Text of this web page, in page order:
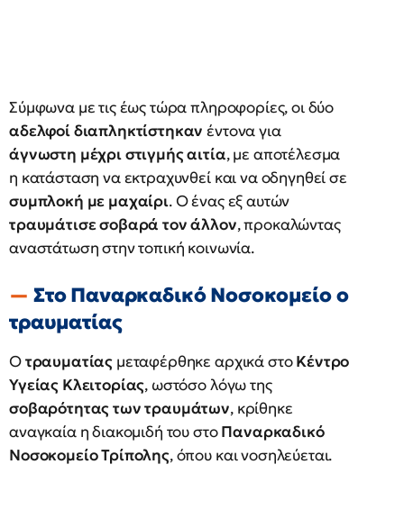
Σύμφωνα με τις έως τώρα πληροφορίες, οι δύο
αδελφοί διαπληκτίστηκαν έντονα για
άγνωστη μέχρι στιγμής αιτία, με αποτέλεσμα
η κατάσταση να εκτραχυνθεί και να οδηγηθεί σε
συμπλοκή με μαχαίρι. Ο ένας εξ αυτών
τραυμάτισε σοβαρά τον άλλον, προκαλώντας
αναστάτωση στην τοπική κοινωνία.
Στο Παναρκαδικό Νοσοκομείο ο
τραυματίας
Οτραυματίας μεταφέρθηκε αρχικά στοΚέντρο
Υγείας Κλειτορίας, ωστόσο λόγω της
σοβαρότητας των τραυμάτων, κρίθηκε
αναγκαία η διακομιδή του στοΠαναρκαδικό
Νοσοκομείο Τρίπολης, όπου και νοσηλεύεται.